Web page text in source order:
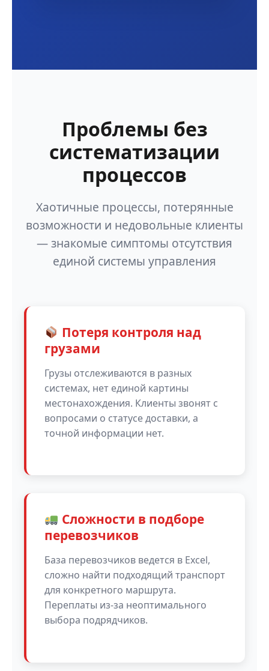
Проблемы без
систематизации
процессов
Хаотичные процессы, потерянные
возможности и недовольные клиенты
— знакомые симптомы отсутствия
единой системы управления
Потеря контроля над
грузами
Грузы отслеживаются в разных
системах, нет единой картины
местонахождения. Клиенты звонят с
вопросами о статусе доставки, а
точной информации нет.
Сложности в подборе
перевозчиков
База перевозчиков ведется в Excel,
сложно найти подходящий транспорт
для конкретного маршрута.
Переплаты из-за неоптимального
выбора подрядчиков.